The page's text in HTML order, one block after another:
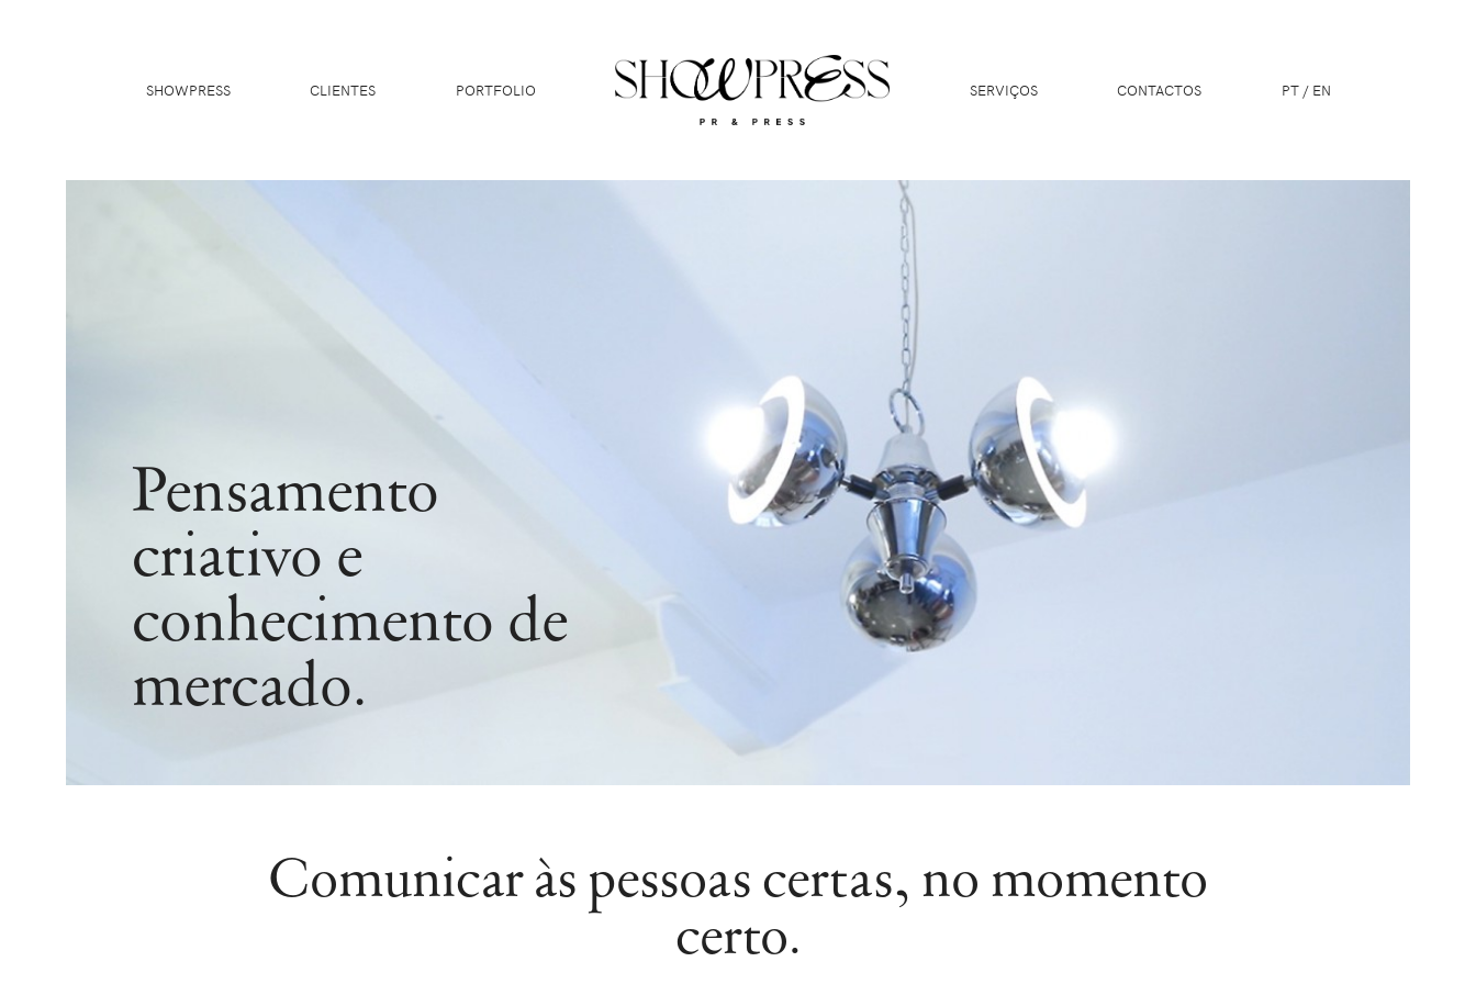
SHOWPRESS CLIENTES PORTFOLIO SERVIÇOS CONTACTOS PT/ EN
Pensamento
criativo e
conhecimento de
mercado.
Comunicar às pessoas certas, no momento
certo.